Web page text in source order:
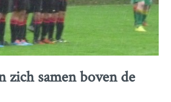
samen boven de